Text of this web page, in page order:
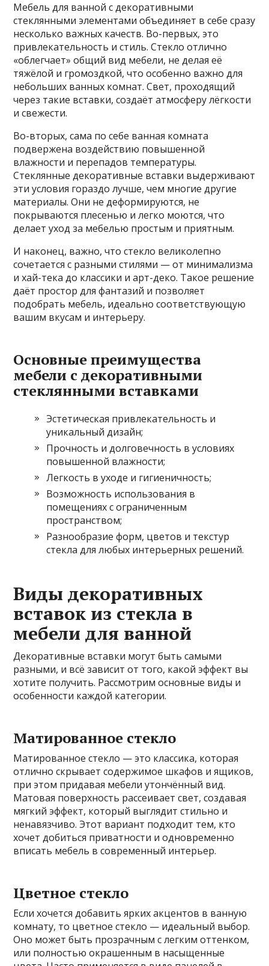
Мебель для ванной с декоративными
стеклянными элементами объединяет в себе сразу
несколько важных качеств. Во-первых, это
привлекательность и стиль. Стекло отлично
«облегчает» общий вид мебели, не делая её
тяжёлой и громоздкой, что особенно важно для
небольших ванных комнат. Свет, проходящий
через такие вставки, создаёт атмосферу лёгкости
и свежести.
Во-вторых, сама по себе ванная комната
подвержена воздействию повышенной
влажности и перепадов температуры.
Стеклянные декоративные вставки выдерживают
эти условия гораздо лучше, чем многие другие
материалы. Они не деформируются, не
покрываются плесенью и легко моются, что
делает уход за мебелью простым и приятным.
И наконец, важно, что стекло великолепно
сочетается с разными стилями — от минимализма
и хай-тека до классики и арт-деко. Такое решение
даёт простор для фантазий и позволяет
подобрать мебель, идеально соответствующую
вашим вкусам и интерьеру.
Основные преимущества
мебели с декоративными
стеклянными вставками
Эстетическая привлекательность и
уникальный дизайн;
Прочность и долговечность в условиях
повышенной влажности;
Легкость в уходе и гигиеничность;
Возможность использования в
помещениях с ограниченным
пространством;
Разнообразие форм, цветов и текстур
стекла для любых интерьерных решений.
Виды декоративных
вставок из стекла в
мебели для ванной
Декоративные вставки могут быть самыми
разными, и всё зависит от того, какой эффект вы
хотите получить. Рассмотрим основные виды и
особенности каждой категории.
Матированное стекло
Матированное стекло — это классика, которая
отлично скрывает содержимое шкафов и ящиков,
при этом придавая мебели утончённый вид.
Матовая поверхность рассеивает свет, создавая
мягкий эффект, который выглядит стильно и
ненавязчиво. Этот вариант подходит тем, кто
хочет добиться приватности и одновременно
вписать мебель в современный интерьер.
Цветное стекло
Если хочется добавить ярких акцентов в ванную
комнату, то цветное стекло — идеальный выбор.
Оно может быть прозрачным с легким оттенком,
или полностью окрашенным в насыщенные